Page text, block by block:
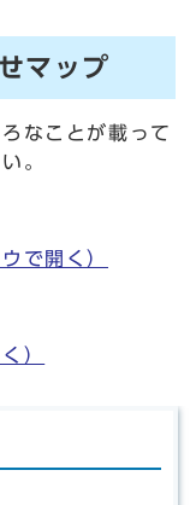
マップ
なことが載って
。
で開く）
）